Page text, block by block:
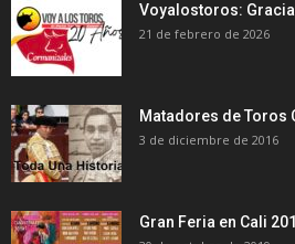
Voyalostoros:
21 de febrero de 2026
Matadores de Toros
3 de diciembre de 2016
Gran Feria en Cali